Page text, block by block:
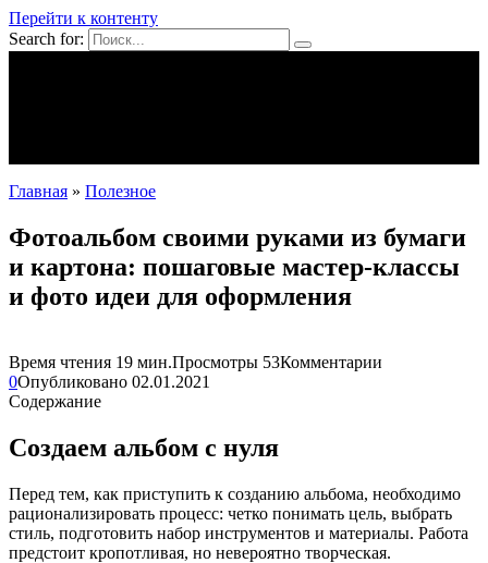
Перейти к контенту
Search for:
Главная » Полезное
Фотоальбом своими руками из бумаги
и картона: пошаговые мастер-классы
и фото идеи для оформления
Время чтения 19 мин.Просмотры 53Комментарии
0Опубликовано 02.01.2021
Содержание
Создаем альбом с нуля
Перед тем, как приступить к созданию альбома, необходимо
рационализировать процесс: четко понимать цель, выбрать
стиль, подготовить набор инструментов и материалы. Работа
предстоит кропотливая, но невероятно творческая.